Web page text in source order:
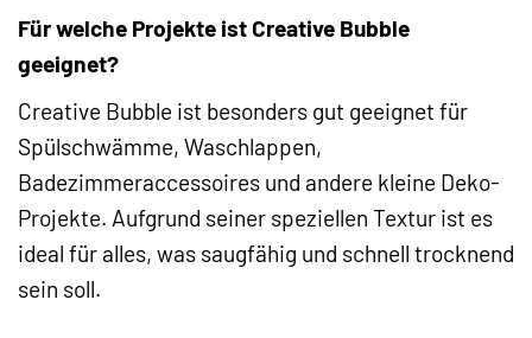
Für welche Projekte ist Creative Bubble
geeignet?
Creative Bubble ist besonders gut geeignet für
Spülschwämme, Waschlappen,
Badezimmeraccessoires und andere kleine Deko-
Projekte. Aufgrund seiner speziellen Textur ist es
ideal für alles, was saugfähig und schnell trocknend
sein soll.